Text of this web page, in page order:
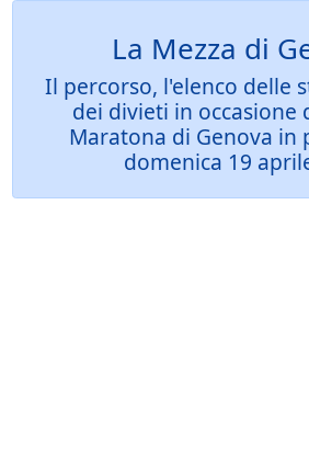
La Mezza di
Il percorso, l'elenco delle
dei divieti in occasione
Maratona di Genova in
domenica 19